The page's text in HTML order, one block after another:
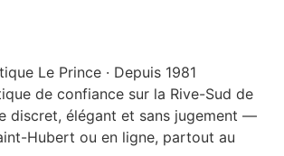
Le Prince · Depuis 1981
de confiance sur la Rive-Sud de
discret, élégant et sans jugement —
Hubert ou en ligne, partout au